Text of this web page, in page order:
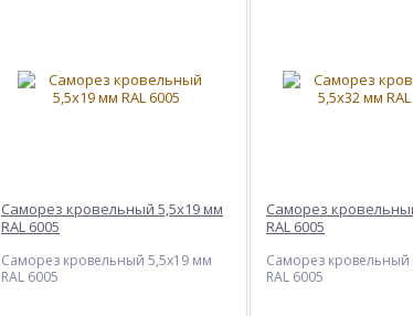
Саморез кровельный 5,5x19 мм
RAL 6005
Саморез кровельный 5,5x19 мм
RAL 6005
Саморез
RAL 6005
Саморез кровельный
RAL 6005